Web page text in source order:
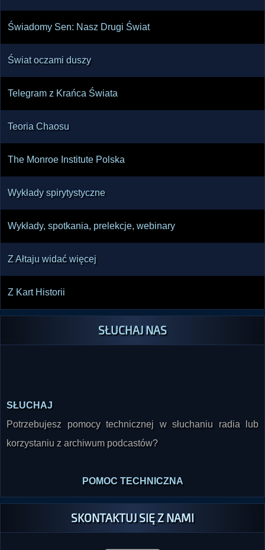
Świadomy Sen: Nasz Drugi Świat
Świat oczami duszy
Telegram z Krańca Świata
Teoria Chaosu
The Monroe Institute Polska
Wykłady spirytystyczne
Wykłady, spotkania, prelekcje, webinary
Z Ałtaju widać więcej
Z Kart Historii
SŁUCHAJ NAS
Potrzebujesz pomocy technicznej w słuchaniu radia lub
korzystaniu z archiwum podcastów?
SKONTAKTUJ SIĘ Z NAMI